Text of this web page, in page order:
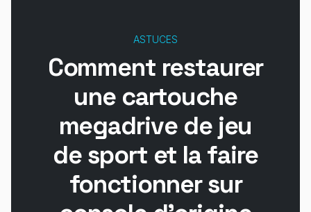
ASTUCES
Comment restaurer
une cartouche
megadrive de jeu
de sport et la faire
fonctionner sur